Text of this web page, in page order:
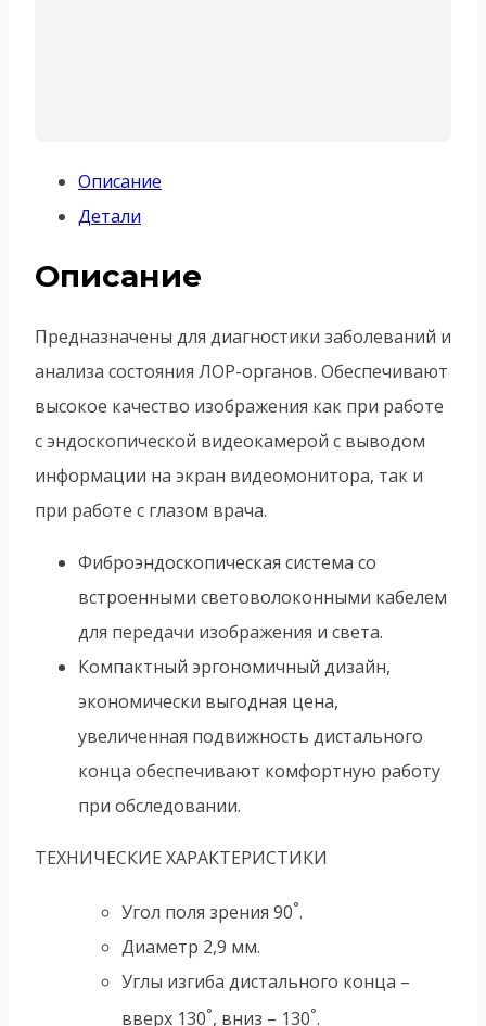
Описание
Детали
Описание
Предназначены для диагностики заболеваний и
анализа состояния ЛОР-органов. Обеспечивают
высокое качество изображения как при работе
с эндоскопической видеокамерой с выводом
информации на экран видеомонитора, так и
при работе с глазом врача.
Фиброэндоскопическая система со
встроенными световолоконными кабелем
для передачи изображения и света.
Компактный эргономичный дизайн,
экономически выгодная цена,
увеличенная подвижность дистального
конца обеспечивают комфортную работу
при обследовании.
ТЕХНИЧЕСКИЕ ХАРАКТЕРИСТИКИ
Угол поля зрения 90°.
Диаметр 2,9 мм.
Углы изгиба дистального конца –
вверх 130°, вниз – 130°.